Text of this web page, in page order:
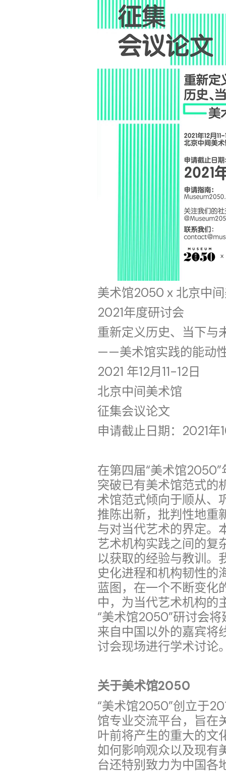
美术馆2050 x 北京中
2021年度研讨会
重新定义历史、当下与
——美术馆实践的能动
2021 年12月11-12日
北京中间美术馆
征集会议论文
申请截止日期：2021年
在第四届“美术馆
突破已有美术馆范式的
术馆范式倾向于顺从、
推陈出新，批判性地重
与对当代艺术的界定。
艺术机构实践之间的复
以获取的经验与教训。
史化进程和机构韧性的
蓝图，在一个不断变化
中，为当代艺术机构的
“美术馆2050”研讨会
来自中国以外的嘉宾将
讨会现场进行学术讨论
关于美术馆2050
“美术馆2050”创立于
馆专业交流平台，旨在
叶前将产生的重大的文
如何影响观众以及现有
台还特别致力为中国各